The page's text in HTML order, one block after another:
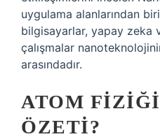
uygulama alanlarından
bilgisayarlar, yapay zeka
çalışmalar
arasındadır.
ATOM
ÖZETI?